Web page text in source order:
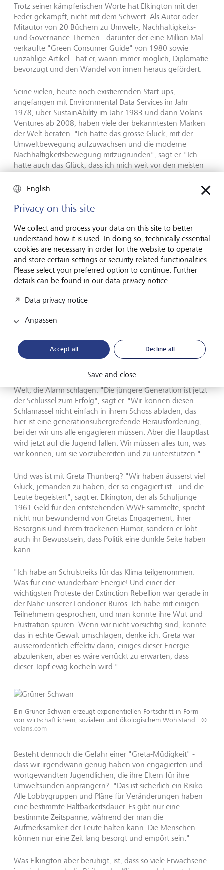
Trotz seiner kämpferischen Worte hat Elkington mit der
Feder gekämpft, nicht mit dem Schwert. Als Autor oder
Mitautor von 20 Büchern zu Umwelt-, Nachhaltigkeits-
und Governance-Themen - darunter der eine Million Mal
verkaufte "Green Consumer Guide" von 1980 sowie
unzählige Artikel - hat er, wann immer möglich, Diplomatie
bevorzugt und den Wandel von innen heraus gefördert.
Seine vielen, heute noch existierenden Start-ups,
angefangen mit Environmental Data Services im Jahr
1978, über SustainAbility im Jahr 1983 und dann Volans
Ventures ab 2008, haben viele der bekanntesten Marken
der Welt beraten. "Ich hatte das grosse Glück, mit der
Umweltbewegung aufzuwachsen und die moderne
Nachhaltigkeitsbewegung mitzugründen", sagt er. "Ich
hatte auch das Glück, dass ich mich weit vor den meisten
Mitstreitern entschieden habe, die Wirtschaft
miteinzubeziehen."
Elkingtons Bestseller von 1989 untersucht den Einfluss von
umweltbewussten Konsumenten auf Lebensmittelhersteller. ©
John Elkington
"Manche werden annehmen, dass ich milder geworden
bin. Dem ist nicht so. Wenn überhaupt, dann bin ich sogar
Wirtschaft immer als Schlüssel zur Lösung unserer grössten
Herausforderungen gesehen. Mein Ansatz war es, als
positives trojanisches Pferd zu agieren, das in
dann die Saat für echte Veränderungen zu legen."
Eine Entwicklung, die ihn ganz klar ermutigt, ist das grosse
Engagement so vieler junger Menschen auf der ganzen
Welt, die Alarm schlagen. "Die jüngere Generation ist jetzt
der Schlüssel zum Erfolg", sagt er. "Wir können diesen
Schlamassel nicht einfach in ihrem Schoss abladen, das
hier ist eine generationsübergreifende Herausforderung,
bei der wir uns alle engagieren müssen. Aber die Hauptlast
wird jetzt auf die Jugend fallen. Wir müssen alles tun, was
wir können, um sie vorzubereiten und zu unterstützen."
Und was ist mit Greta Thunberg? "Wir haben äusserst viel
Glück, jemanden zu haben, der so engagiert ist - und die
Leute begeistert", sagt er. Elkington, der als Schuljunge
1961 Geld für den entstehenden WWF sammelte, spricht
nicht nur bewundernd von Gretas Engagement, ihrer
Besorgnis und ihrem trockenen Humor, sondern er lobt
auch ihr Bewusstsein, dass Politik eine dunkle Seite haben
kann.
"Ich habe an Schulstreiks für das Klima teilgenommen.
Was für eine wunderbare Energie! Und einer der
wichtigsten Proteste der Extinction Rebellion war gerade in
der Nähe unserer Londoner Büros. Ich habe mit einigen
Teilnehmern gesprochen, und man konnte ihre Wut und
Frustration spüren. Wenn wir nicht vorsichtig sind, könnte
das in echte Gewalt umschlagen, denke ich. Greta war
ausserordentlich effektiv darin, einiges dieser Energie
abzulenken, aber es wäre verrückt zu erwarten, dass
dieser Topf ewig köcheln wird."
Ein Grüner Schwan erzeugt exponentiellen Fortschritt in Form
von wirtschaftlichem, sozialem und ökologischem Wohlstand.
©
volans.com
Besteht dennoch die Gefahr einer "Greta-Müdigkeit" -
dass wir irgendwann genug haben von engagierten und
wortgewandten Jugendlichen, die ihre Eltern für ihre
Umweltsünden anprangern? "Das ist sicherlich ein Risiko.
Alle Lobbygruppen und Pläne für Veränderungen haben
eine bestimmte Haltbarkeitsdauer. Es gibt nur eine
bestimmte Zeitspanne, während der man die
Aufmerksamkeit der Leute halten kann. Die Menschen
können nur eine Zeit lang besorgt und empört sein."
Was Elkington aber beruhigt, ist, dass so viele Erwachsene
English
Privacy on this site
We collect and process your data on this site to better
understand how it is used. In doing so, technically essential
cookies are necessary in order for the website to operate
and store certain settings or security-related functionalities.
Please select your preferred option to continue. Further
details can be found in our data privacy notice.
Data privacy notice
Anpassen
Accept all Decline all
Save and close